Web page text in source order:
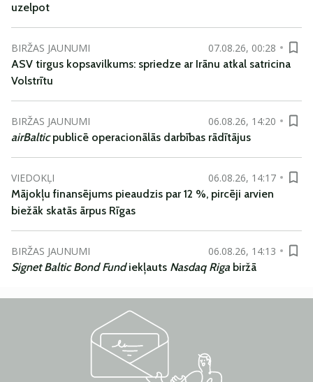
uzelpot
BIRŽAS JAUNUMI
07.08.26, 00:28
ASV tirgus kopsavilkums: spriedze ar Irānu atkal satricina
Volstrītu
BIRŽAS JAUNUMI
06.08.26, 14:20
airBalticpublicē operacionālās darbības rādītājus
VIEDOKĻI
06.08.26, 14:17
Mājokļu finansējums pieaudzis par 12 %, pircēji arvien
biežāk skatās ārpus Rīgas
BIRŽAS JAUNUMI
06.08.26, 14:13
Signet Baltic Bond Fundiekļauts Nasdaq Riga biržā